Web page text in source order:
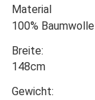
Material
100% Baumwolle
Breite:
148cm
Gewicht: